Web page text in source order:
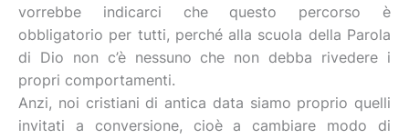
vorrebbe indicarci che questo percorso è
obbligatorio per tutti, perché alla scuola della Parola
di Dio non c’è nessuno che non debba rivedere i
propri comportamenti.
Anzi, noi cristiani di antica data siamo proprio quelli
invitati a conversione, cioè a cambiare modo di